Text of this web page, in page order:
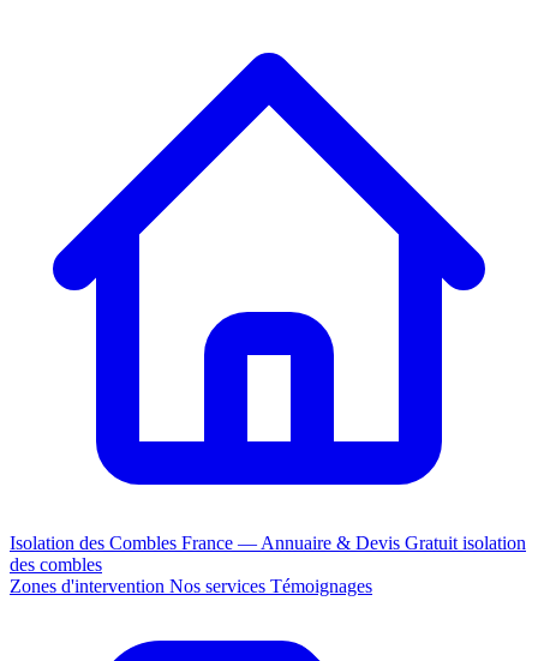
Isolation des Combles France — Annuaire & Devis Gratuit isolation
des combles
Zones d'intervention Nos services Témoignages